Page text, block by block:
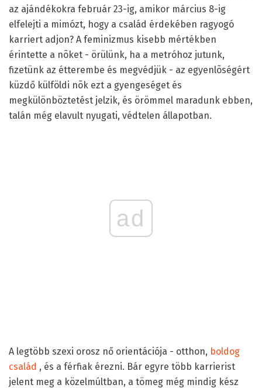
az ajándékokra február 23-ig, amikor március 8-ig
elfelejti a mimózt, hogy a család érdekében ragyogó
karriert adjon? A feminizmus kisebb mértékben
érintette a nõket - örülünk, ha a metróhoz jutunk,
fizetünk az étterembe és megvédjük - az egyenlõségért
küzdő külföldi nõk ezt a gyengeséget és
megkülönböztetést jelzik, és örömmel maradunk ebben,
talán még elavult nyugati, védtelen állapotban.
ad
A legtöbb szexi orosz nő orientációja - otthon, boldog
család , és a férfiak érezni. Bár egyre több karrierist
jelent meg a közelmúltban, a tömeg még mindig kész